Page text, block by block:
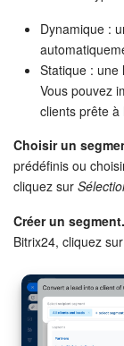
Dynamique :
Statique : une
Vous pouvez
clients prête à
Choisir un
prédéfinis ou
cliquez sur
Créer un segment.
Bitrix24, cliquez sur